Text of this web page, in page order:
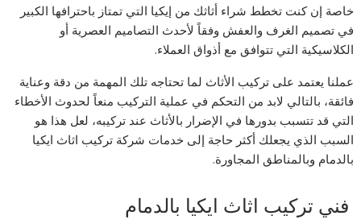
خاصة إن كنت تخطط شراء أثاثك من إيكيا التي تمتاز باحترافها الكبير
في تصميم الغرف والعفش وفقاً لأحدث التصاميم العصرية أو
الكلاسيكية التي تتوافق مع أذواق العملاء.
عملنا يعتمد على تركيب الأثاث لما تحتاجه تلك المهمة من دقة وعناية
فائقة، بالتالي لابد من التحكم في عملية التركيب منعاً لحدوث الأخطاء
التي قد تتسبب بدورها في الإضرار بالأثاث عند تركيبه، لعل هذا هو
السبب الذي يجعلك أكثر حاجة إلى خدمات شركة تركيب اثاث ايكيا
بالدمام وبالمناطق المجاورة.
فني تركيب اثاث ايكيا بالدمام